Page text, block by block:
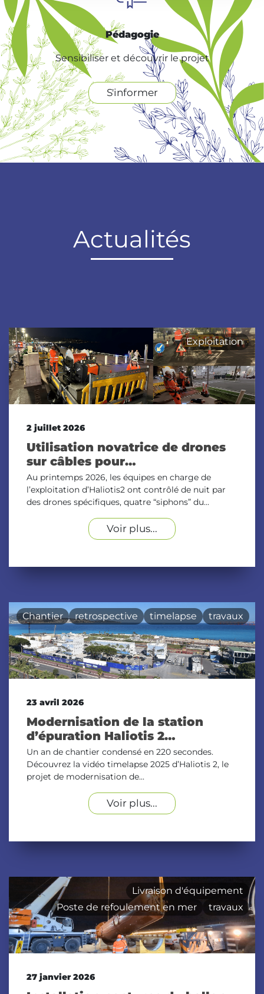
Pédagogie
Sensibiliser et découvrir le projet
S'informer
Actualités
Exploitation
2 juillet 2026
Utilisation novatrice de drones
sur câbles pour…
Au printemps 2026, les équipes en charge de
l’exploitation d’Haliotis2 ont contrôlé de nuit par
des drones spécifiques, quatre “siphons” du...
Voir plus...
Chantier retrospective timelapse travaux
23 avril 2026
Modernisation de la station
d’épuration Haliotis 2…
Un an de chantier condensé en 220 secondes.
Découvrez la vidéo timelapse 2025 d’Haliotis 2, le
projet de modernisation de...
Voir plus...
Livraison d'équipement
Poste de refoulement en mer
travaux
27 janvier 2026